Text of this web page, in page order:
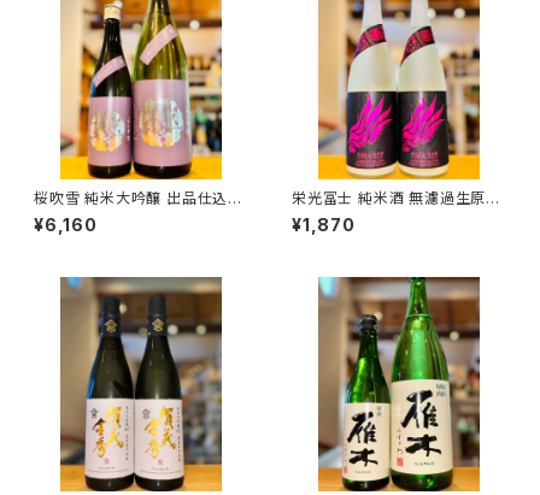
桜吹雪 純米大吟醸 出品仕込R
7BY（火入）1800ml１本（金光
酒造・広島県東広島市黒瀬町）
¥6,160
栄光冨士 純米酒 無濾過生原酒
暁乃翼 720ml１本（冨士酒造・
山形県鶴岡市大山）
¥1,870